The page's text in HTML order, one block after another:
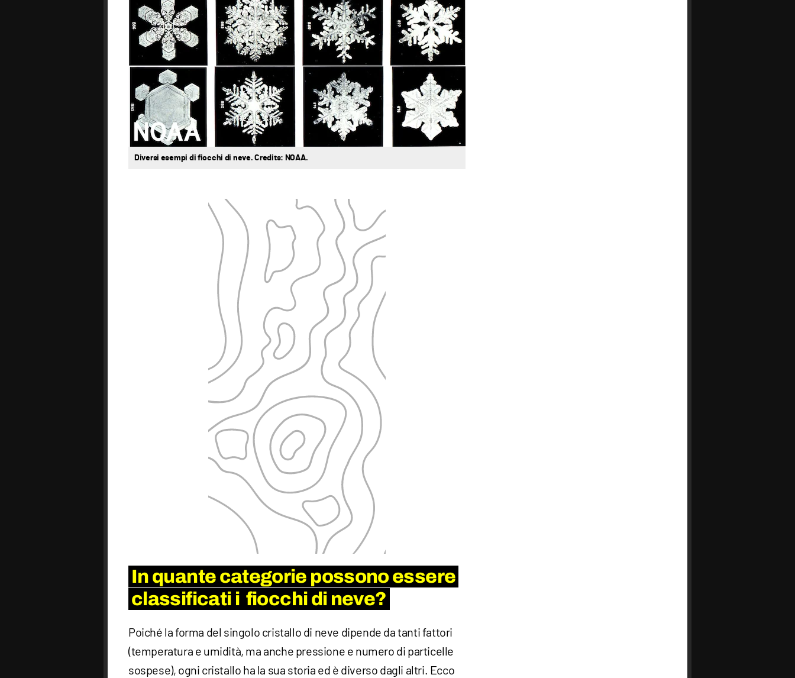
Diversi esempi di fiocchi di neve. Credits: NOAA.
In quante categorie possono essere
classificati i fiocchi di neve?
Poiché la forma del singolo cristallo di neve dipende da tanti fattori
(temperatura e umidità, ma anche pressione e numero di particelle
sospese), ogni cristallo ha la sua storia ed è diverso dagli altri. Ecco